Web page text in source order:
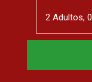
2 Adultos, 0